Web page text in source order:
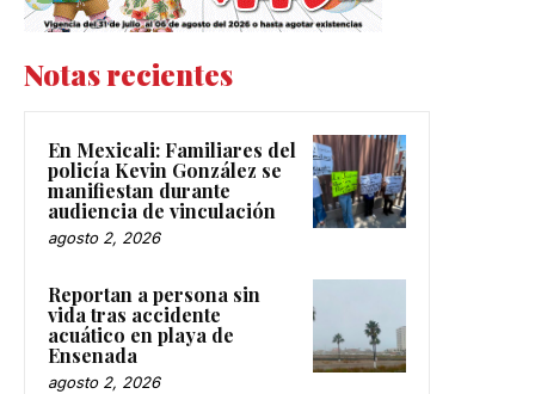
Notas recientes
En Mexicali: Familiares del
policía Kevin González se
manifiestan durante
audiencia de vinculación
agosto 2, 2026
Reportan a persona sin
vida tras accidente
acuático en playa de
Ensenada
agosto 2, 2026